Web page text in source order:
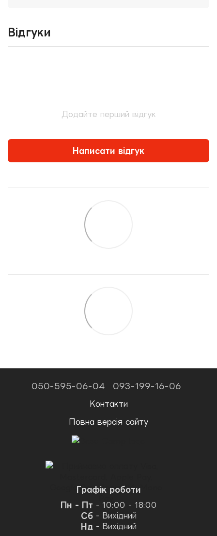
Відгуки
Додайте перший відгук
Написати відгук
050-595-06-04 093-199-16-06
Контакти
Повна версія сайту
Графік роботи
Пн - Пт - 10:00 - 18:00
Сб- Вихідний
Нд - Вихідний